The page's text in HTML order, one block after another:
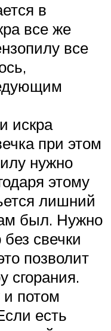
в
все же
все
искра
при этом
нужно
этому
лишний
был. Нужно
без свечки
позволит
сгорания.
и потом
есть